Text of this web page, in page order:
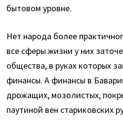
бытовом уровне.
Нет народа более
все сферы жизни у них
общества, в руках которых
финансы. А финансы в
дрожащих, мозолистых,
паутиной вен стариковских